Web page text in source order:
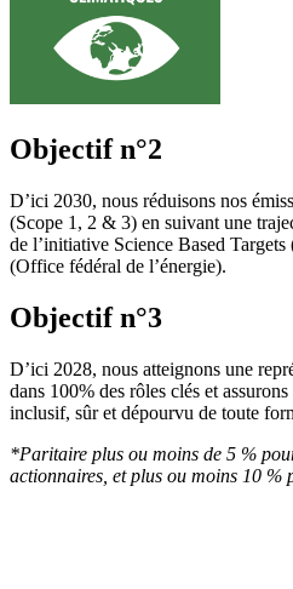
Objectif n°2
D’ici 2030, nous réduisons nos
(Scope 1, 2 & 3) en suivant une
de l’initiative Science Based
(Office fédéral de l’énergie).
Objectif n°3
D’ici 2028, nous atteignons une
dans 100% des rôles clés et
inclusif, sûr et dépourvu de toute
*Paritaire plus ou moins de 5 %
actionnaires, et plus ou moins 10 %